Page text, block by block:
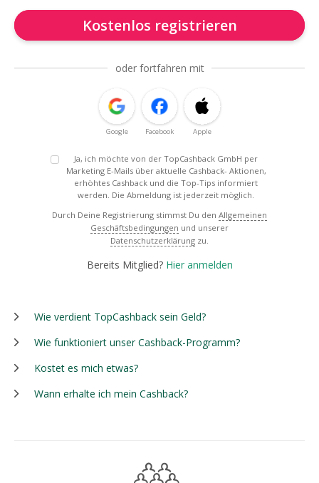
Kostenlos registrieren
oder fortfahren mit
Google Facebook Apple
Ja, ich möchte von der TopCashback GmbH per
Marketing E-Mails über aktuelle Cashback- Aktionen,
erhöhtes Cashback und die Top-Tips informiert
werden. Die Abmeldung ist jederzeit möglich.
Durch Deine Registrierung stimmst Du den Allgemeinen
Geschäftsbedingungen und unserer
Datenschutzerklärung zu.
Bereits Mitglied? Hier anmelden
Wie verdient TopCashback sein Geld?
Wie funktioniert unser Cashback-Programm?
Kostet es mich etwas?
Wann erhalte ich mein Cashback?